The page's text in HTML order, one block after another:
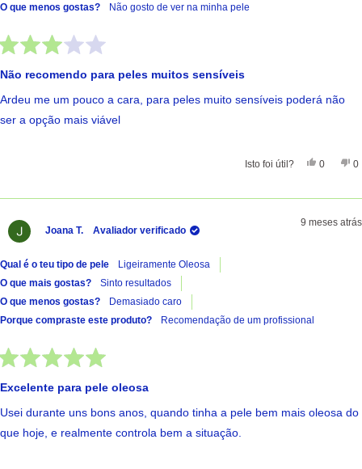
O que menos gostas?
Não gosto de ver na minha pele
Não recomendo para peles muitos sensíveis
Ardeu me um pouco a cara, para peles muito sensíveis poderá não
ser a opção mais viável
Isto foi útil? Sim,
0 0
Joana T. Avaliador verificado
9 meses atrás
Qual é o teu tipo de pele
Ligeiramente Oleosa
O que mais gostas?
Sinto resultados
O que menos gostas?
Demasiado caro
Porque compraste este produto?
Recomendação de um profissional
Excelente para pele oleosa
Usei durante uns bons anos, quando tinha a pele bem mais oleosa do
que hoje, e realmente controla bem a situação.